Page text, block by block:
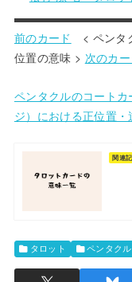
前のカード
< ペンタ
位置の意味 > 次のカー
ペンタクルのコート
ジ）における正位置
関連
タロット ペンタクル